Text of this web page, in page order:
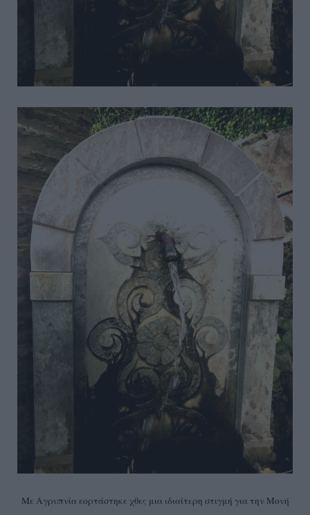
Με Αγρυπνία εορτάστηκε χθες μια ιδιαίτερη στιγμή για την Μονή